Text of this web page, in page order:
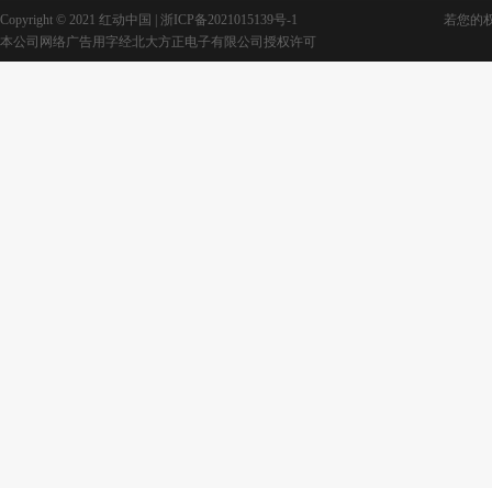
Copyright © 2021 红动中国 | 浙ICP备2021015139号-1
若您的
本公司网络广告用字经北大方正电子有限公司授权许可